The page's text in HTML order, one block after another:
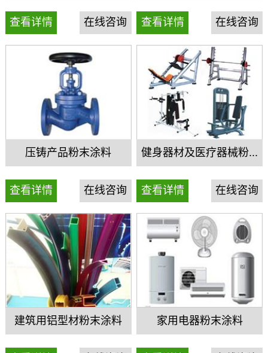
查看详情 在线咨询 查看详情 在线咨询
压铸产品粉末涂料
查看详情 在线咨询
健身器材及医疗器械粉...
查看详情 在线咨询
建筑用铝型材粉末涂料 家用电器粉末涂料